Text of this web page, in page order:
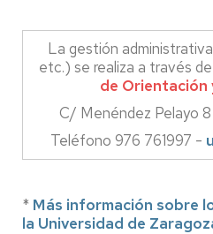
La gestión
etc.) se realiza a través de
de Orientación
C/ Menéndez Pelayo
Teléfono 976 761997 -
* Más información sobre
la Universidad de